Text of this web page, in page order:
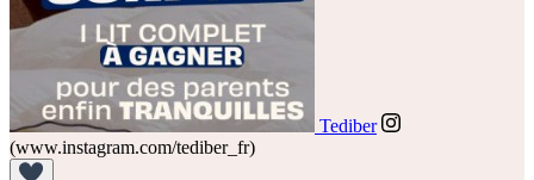
Tediber
(www.instagram.com/tediber_fr)